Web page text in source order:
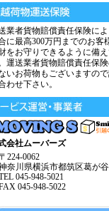
業者貨物賠償責任保険に
に最高300万円までのお客
をお守りできるように備
運送業者貨物賠償責任保
いお荷物もございますの
わせ下さい。
会社ムーバーズ
224-0062
奈川県横浜市都筑区葛が
045-948-5021
045-948-5022